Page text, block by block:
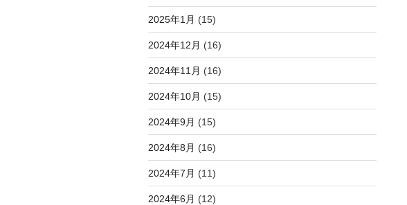
2025年1月 (15)
2024年12月 (16)
2024年11月 (16)
2024年10月 (15)
2024年9月 (15)
2024年8月 (16)
2024年7月 (11)
2024年6月 (12)